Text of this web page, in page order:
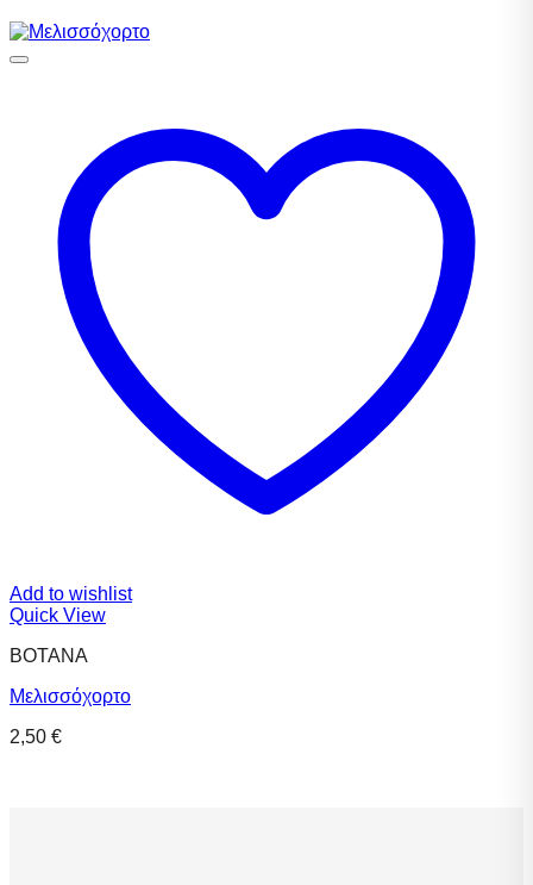
Add to wishlist
Quick View
ΒΟΤΑΝΑ
Μελισσόχορτο
2,50 €